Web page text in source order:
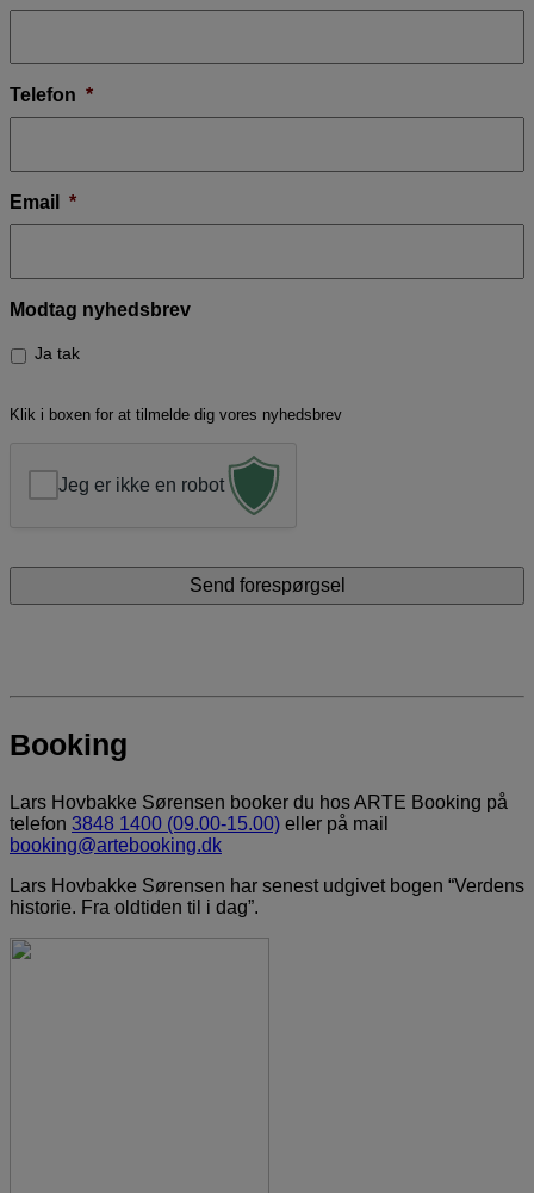
Telefon *
Email *
Modtag nyhedsbrev
Ja tak
Klik i boxen for at tilmelde dig vores nyhedsbrev
Jeg er ikke en robot
Booking
Lars Hovbakke Sørensen booker du hos ARTE Booking på
telefon 3848 1400 (09.00-15.00) eller på mail
booking@artebooking.dk
Lars Hovbakke Sørensen har senest udgivet bogen “Verdens
historie. Fra oldtiden til i dag”.